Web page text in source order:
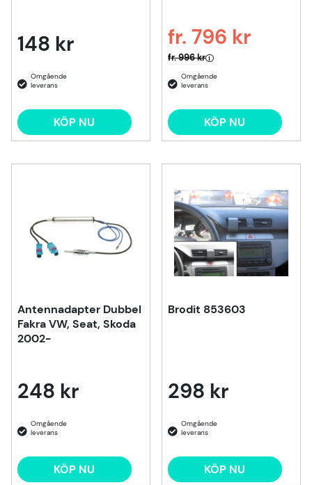
148 kr
KÖP NU
fr. 796 kr
Ordinarie pris:
fr. 996 kr
KÖP NU
Antennadapter Dubbel
Fakra VW, Seat, Skoda
2002-
248 kr
KÖP NU
Brodit 853603
298 kr
KÖP NU